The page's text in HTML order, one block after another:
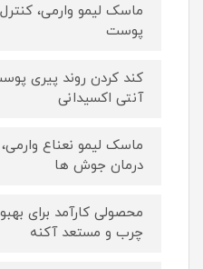
ماسک لیمو وارمی،
پوست
کند کردن روند پیری
آنتی اکسیدانی
ماسک لیمو نعناع
درمان جوش ها
محصولی کارآمد برای
چرب و مستعد آکنه